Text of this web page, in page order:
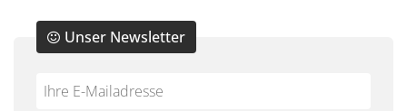
Do
Unser Newsletter
*Ihre